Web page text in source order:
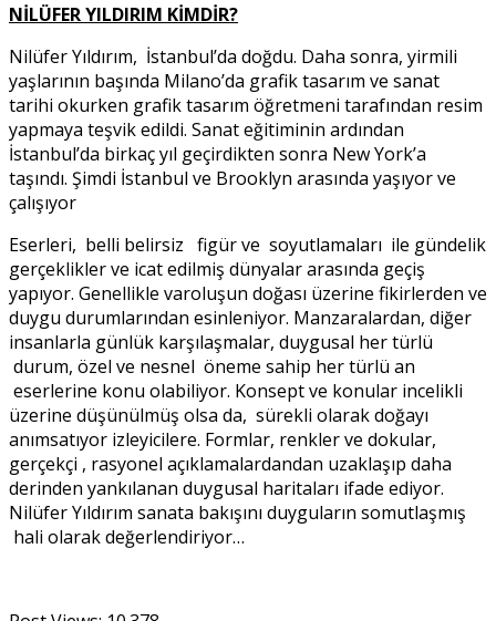
NİLÜFER YILDIRIM KİMDİR?
Nilüfer Yıldırım, İstanbul’da doğdu. Daha sonra, yirmili
yaşlarının başında Milano’da grafik tasarım ve sanat
tarihi okurken grafik tasarım öğretmeni tarafından resim
yapmaya teşvik edildi. Sanat eğitiminin ardından
İstanbul’da birkaç yıl geçirdikten sonra New York’a
taşındı. Şimdi İstanbul ve Brooklyn arasında yaşıyor ve
çalışıyor
Eserleri, belli belirsiz figür ve soyutlamaları ile gündelik
gerçeklikler ve icat edilmiş dünyalar arasında geçiş
yapıyor. Genellikle varoluşun doğası üzerine fikirlerden ve
duygu durumlarından esinleniyor. Manzaralardan, diğer
insanlarla günlük karşılaşmalar, duygusal her türlü
durum, özel ve nesnel öneme sahip her türlü an
eserlerine konu olabiliyor. Konsept ve konular incelikli
üzerine düşünülmüş olsa da, sürekli olarak doğayı
anımsatıyor izleyicilere. Formlar, renkler ve dokular,
gerçekçi , rasyonel açıklamalardandan uzaklaşıp daha
derinden yankılanan duygusal haritaları ifade ediyor.
Nilüfer Yıldırım sanata bakışını duyguların somutlaşmış
hali olarak değerlendiriyor…